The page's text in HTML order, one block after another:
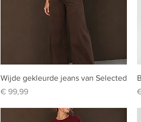
Wijde gekleurde jeans van Selected
Prijs
€ 99,99